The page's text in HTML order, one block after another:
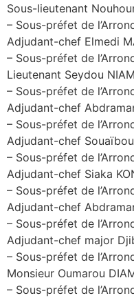
Sous-lieutenant
– Sous-préfet de
Adjudant-chef Elmedi
– Sous-préfet de
Lieutenant Seydou
– Sous-préfet de
Adjudant-chef
– Sous-préfet de
Adjudant-chef Souaïbou
– Sous-préfet de
Adjudant-chef Siaka
– Sous-préfet de
Adjudant-chef
– Sous-préfet de
Adjudant-chef major
– Sous-préfet de
Monsieur Oumarou
– Sous-préfet de